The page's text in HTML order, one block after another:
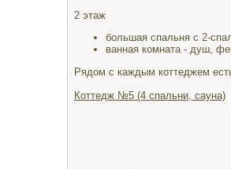
2 этаж
большая спальня с 2-
ванная комната - душ,
Рядом с каждым коттеджем
Коттедж №5 (4 спальни, сауна)